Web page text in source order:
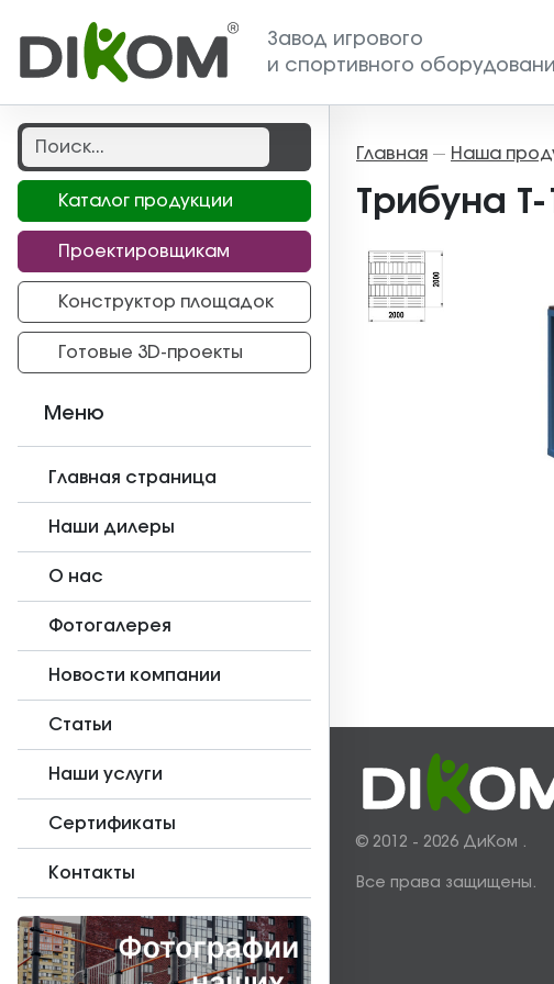
Завод игрового
и спортивного
Каталог продукции
Проектировщикам
Конструктор площадок
Готовые 3D-проекты
Меню
Главная страница
Наши дилеры
О нас
Фотогалерея
Новости компании
Статьи
Наши услуги
Сертификаты
Контакты
Главная — Наша
Трибуна Т-
© 2012 - 2026 ДиКом .
Все права защищены.